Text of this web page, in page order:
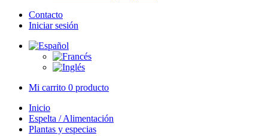
Contacto
Iniciar sesión
Mi carrito 0 producto
Inicio
Espelta / Alimentación
Plantas y especias